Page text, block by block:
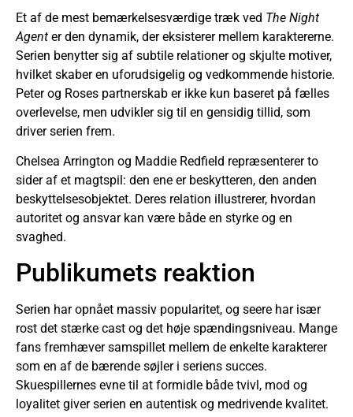
Et af de mest bemærkelsesværdige træk ved The Night
Agent er den dynamik, der eksisterer mellem karaktererne.
Serien benytter sig af subtile relationer og skjulte motiver,
hvilket skaber en uforudsigelig og vedkommende historie.
Peter og Roses partnerskab er ikke kun baseret på fælles
overlevelse, men udvikler sig til en gensidig tillid, som
driver serien frem.
Chelsea Arrington og Maddie Redfield repræsenterer to
sider af et magtspil: den ene er beskytteren, den anden
beskyttelsesobjektet. Deres relation illustrerer, hvordan
autoritet og ansvar kan være både en styrke og en
svaghed.
Publikumets reaktion
Serien har opnået massiv popularitet, og seere har især
rost det stærke cast og det høje spændingsniveau. Mange
fans fremhæver samspillet mellem de enkelte karakterer
som en af de bærende søjler i seriens succes.
Skuespillernes evne til at formidle både tvivl, mod og
loyalitet giver serien en autentisk og medrivende kvalitet.